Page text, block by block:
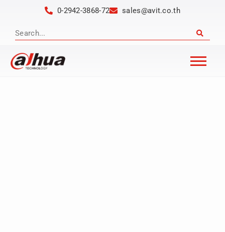
0-2942-3868-72 sales@avit.co.th